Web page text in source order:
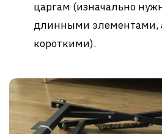
царгам (изначально
длинными элементами,
короткими).